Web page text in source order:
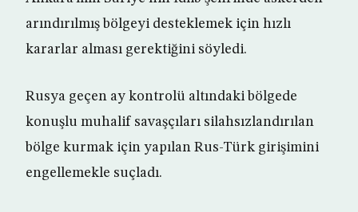
arındırılmış bölgeyi desteklemek için hızlı
kararlar alması gerektiğini söyledi.
Rusya geçen ay kontrolü altındaki bölgede
konuşlu muhalif savaşçıları silahsızlandırılan
bölge kurmak için yapılan Rus-Türk girişimini
engellemekle suçladı.